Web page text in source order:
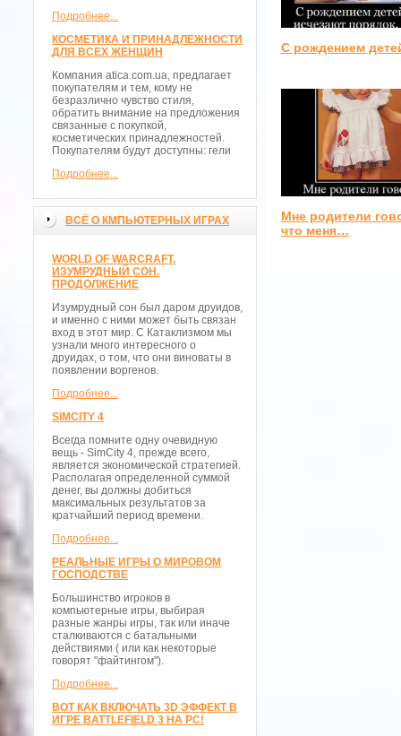
Подробнее...
КОСМЕТИКА И ПРИНАДЛЕЖНОСТИ
ДЛЯ ВСЕХ ЖЕНЩИН
Компания atica.com.ua, предлагает
покупателям и тем, кому не
безразлично чувство стиля,
обратить внимание на предложения
связанные с покупкой,
косметических принадлежностей.
Покупателям будут доступны: гели
Подробнее...
ВСЁ О КМПЬЮТЕРНЫХ ИГРАХ
WORLD OF WARCRAFT.
ИЗУМРУДНЫЙ СОН.
ПРОДОЛЖЕНИЕ
Изумрудный сон был даром друидов,
и именно с ними может быть связан
вход в этот мир. С Катаклизмом мы
узнали много интересного о
друидах, о том, что они виноваты в
появлении воргенов.
Подробнее...
SIMCITY 4
Всегда помните одну очевидную
вещь - SimCity 4, прежде всего,
является экономической стратегией.
Располагая определенной суммой
денег, вы должны добиться
максимальных результатов за
кратчайший период времени.
Подробнее...
РЕАЛЬНЫЕ ИГРЫ О МИРОВОМ
ГОСПОДСТВЕ
Большинство игроков в
компьютерные игры, выбирая
разные жанры игры, так или иначе
сталкиваются с батальными
действиями ( или как некоторые
говорят "файтингом").
Подробнее...
ВОТ КАК ВКЛЮЧАТЬ 3D ЭФФЕКТ В
ИГРЕ BATTLEFIELD 3 НА PC!
С рождением
Мне родители
что меня…